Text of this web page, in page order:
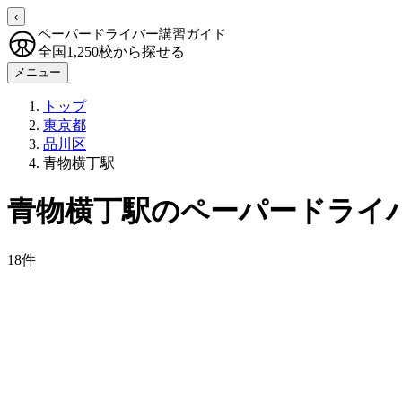
‹
ペーパードライバー講習ガイド
全国1,250校から探せる
メニュー
トップ
東京都
品川区
青物横丁駅
青物横丁駅のペーパードライ
18件